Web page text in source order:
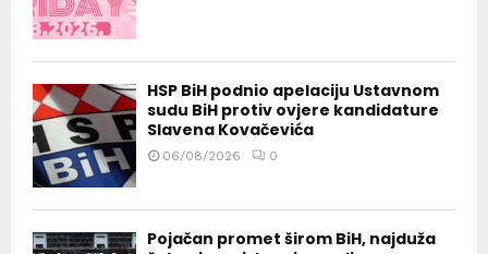
HSP BiH podnio apelaciju Ustavnom
sudu BiH protiv ovjere kandidature
Slavena Kovačevića
06/08/2026 0
Pojačan promet širom BiH, najduža